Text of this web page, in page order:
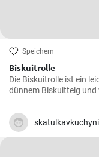
Speichern
Biskuitrolle
Die Biskuitrolle ist ein
dünnem Biskuitteig und
skatulkavkuchyni